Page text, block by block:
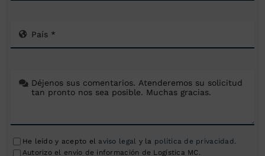
He leído y acepto el aviso legal y la política de privacidad.
Autorizo el envío de información de Logística MC.